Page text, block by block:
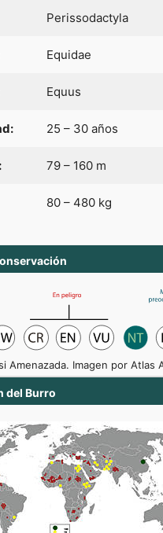
Perissodactyla
Equidae
Equus
25 – 30 años
79 – 160 m
80 – 480 kg
Amenazada. Imagen por Atlas
del Burro